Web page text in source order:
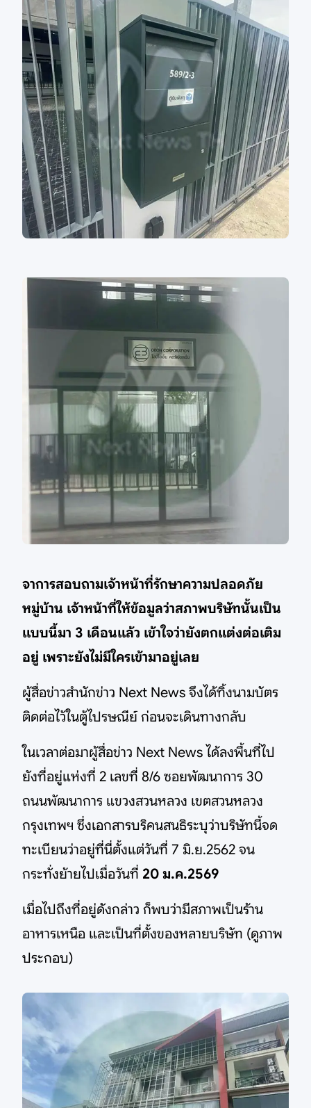
จาการสอบถามเจ้าหน้าที่รักษาความปลอดภัย
หมู่บ้าน เจ้าหน้าที่ให้ข้อมูลว่าสภาพบริษัทนั้นเป็น
แบบนี้มา 3 เดือนแล้ว เข้าใจว่ายังตกแต่งต่อเติม
อยู่ เพราะยังไม่มีใครเข้ามาอยู่เลย
ผู้สื่อข่าวสำนักข่าว Next News จึงได้ทิ้งนามบัตร
ติดต่อไว้ในตู้ไปรษณีย์ ก่อนจะเดินทางกลับ
ในเวลาต่อมาผู้สื่อข่าว Next News ได้ลงพื้นที่ไป
ยังที่อยู่แห่งที่ 2 เลขที่ 8/6 ซอยพัฒนาการ 30
ถนนพัฒนาการ แขวงสวนหลวง เขตสวนหลวง
กรุงเทพฯ ซึ่งเอกสารบริคนสนธิระบุว่าบริษัทนี้จด
ทะเบียนว่าอยู่ที่นี่ตั้งแต่วันที่ 7 มิ.ย.2562 จน
กระทั่งย้ายไปเมื่อวันที่ 20 ม.ค.2569
เมื่อไปถึงที่อยู่ดังกล่าว ก็พบว่ามีสภาพเป็นร้าน
อาหารเหนือ และเป็นที่ตั้งของหลายบริษัท (ดูภาพ
ประกอบ)